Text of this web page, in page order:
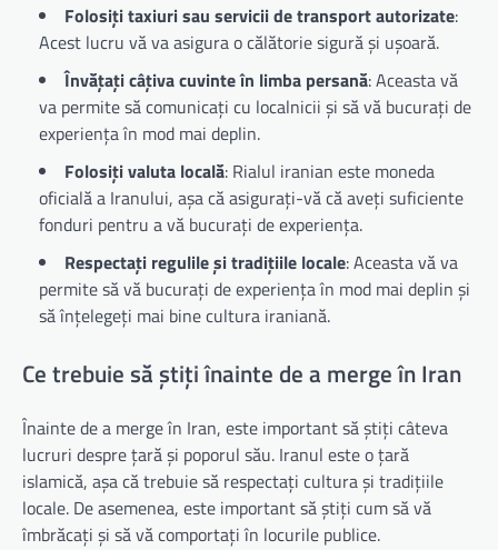
Folosiți taxiuri sau servicii de transport autorizate:
Acest lucru vă va asigura o călătorie sigură și ușoară.
Învățați câțiva cuvinte în limba persană: Aceasta vă
va permite să comunicați cu localnicii și să vă bucurați de
experiența în mod mai deplin.
Folosiți valuta locală: Rialul iranian este moneda
oficială a Iranului, așa că asigurați-vă că aveți suficiente
fonduri pentru a vă bucurați de experiența.
Respectați regulile și tradițiile locale: Aceasta vă va
permite să vă bucurați de experiența în mod mai deplin și
să înțelegeți mai bine cultura iraniană.
Ce trebuie să știți înainte de a merge în Iran
Înainte de a merge în Iran, este important să știți câteva
lucruri despre țară și poporul său. Iranul este o țară
islamică, așa că trebuie să respectați cultura și tradițiile
locale. De asemenea, este important să știți cum să vă
îmbrăcați și să vă comportați în locurile publice.